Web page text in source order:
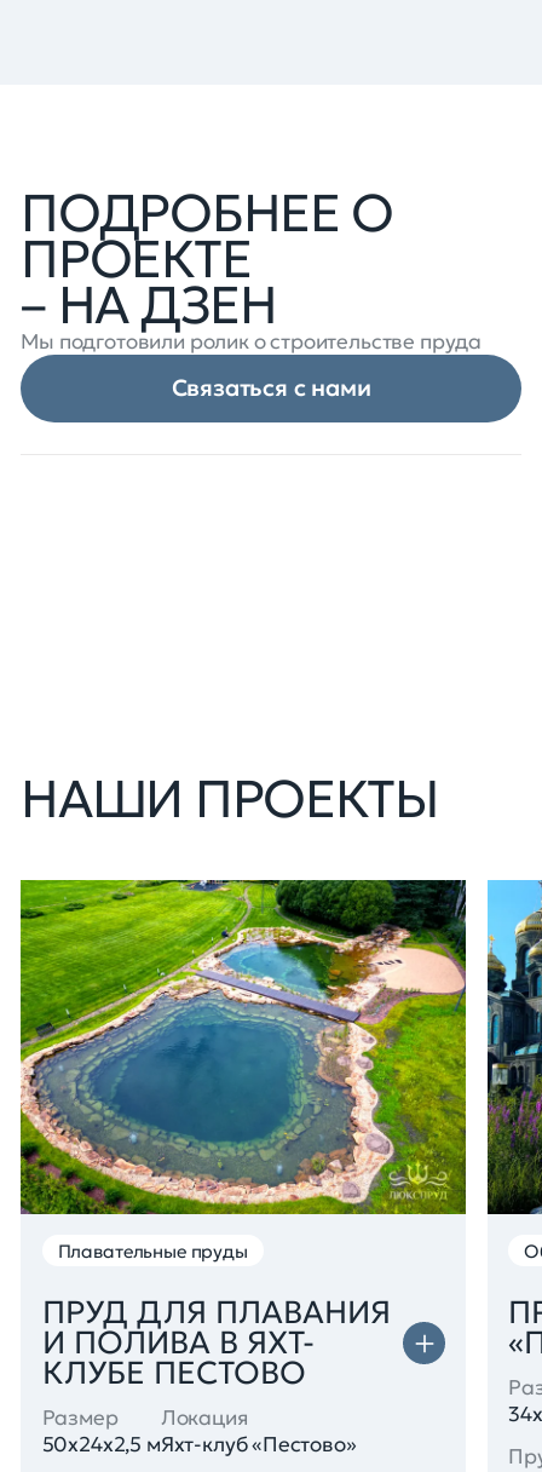
ПОДРОБНЕЕ О
ПРОЕКТЕ
– НА ДЗЕН
Мы подготовили ролик о строительстве пруда
Связаться с нами
НАШИ ПРОЕКТЫ
Плавательные пруды
ПРУД ДЛЯ ПЛАВАНИЯ
И ПОЛИВА В ЯХТ-
КЛУБЕ ПЕСТОВО
Размер
50x24x2,5 м
Локация
Яхт-клуб «Пестово»